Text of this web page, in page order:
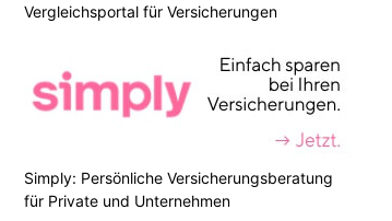
Vergleichsportal für Versicherungen
Simply: Persönliche Versicherungsberatung
für Private und Unternehmen